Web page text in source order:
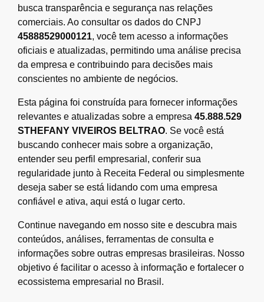
busca transparência e segurança nas relações
comerciais. Ao consultar os dados do CNPJ
45888529000121, você tem acesso a informações
oficiais e atualizadas, permitindo uma análise precisa
da empresa e contribuindo para decisões mais
conscientes no ambiente de negócios.
Esta página foi construída para fornecer informações
relevantes e atualizadas sobre a empresa 45.888.529
STHEFANY VIVEIROS BELTRAO. Se você está
buscando conhecer mais sobre a organização,
entender seu perfil empresarial, conferir sua
regularidade junto à Receita Federal ou simplesmente
deseja saber se está lidando com uma empresa
confiável e ativa, aqui está o lugar certo.
Continue navegando em nosso site e descubra mais
conteúdos, análises, ferramentas de consulta e
informações sobre outras empresas brasileiras. Nosso
objetivo é facilitar o acesso à informação e fortalecer o
ecossistema empresarial no Brasil.